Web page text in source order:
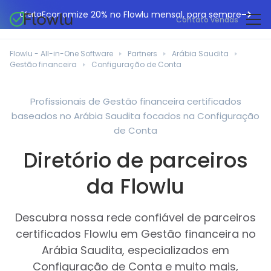
OfertaEconomize 20% no Flowlu mensal, para sempre
Contato vendas
Gestão de projetos
Faturação online
Automação do fluxo de trabalho
Ferramentas de colaboração
Gestão financeira
Base de conhecimento
Agências de marketing
Departamentos de TI
Consultores de negócios
Profissionais jurídicos
Empresas de fabrico
Pequenos negócios
Planeadores de eventos
Central de ajuda
Blogue Flowlu
Guias
Casos de utilização
Ferramentas gratuitas
Português
Flowlu - All-in-One Software Partners
Arábia Saudita
Gestão financeira
Configuração de Conta
Profissionais de Gestão financeira certificados
baseados no Arábia Saudita focados na Configuração
de Conta
Diretório de parceiros
da Flowlu
Descubra nossa rede confiável de parceiros
certificados Flowlu em Gestão financeira no
Arábia Saudita, especializados em
Configuração de Conta e muito mais,